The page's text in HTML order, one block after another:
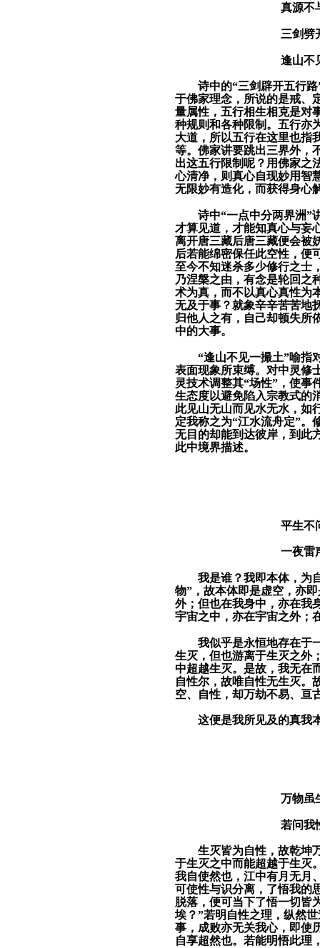
真源不
三剑劈
逢山不
诗中的“三剑辟开五行路
于佛家理念，所说的是戒、
量属性，五行相生相克是对
种规则和各种限制。五行亦
大道，所以五行在这里也指
等。佛家讲要跳出三界外，
出这五行限制呢？用佛家之
心清净，则真心自现妙用智
无限妙有造化，而获得身心
诗中“一点中分两界洲”
才算见道，才能知真心与妄
离开唐三藏后唐三藏便会被
后若能绵密保任此空性，便
至今不知迷杀多少修行之士
乃涅槃之由，有念是轮回之
术为真，而不以真心真性为
无及于事 ？就象辛辛苦苦地
归他人之有，自己却顿失所
中的大事。
“逢山不见一撮土”喻指
表面现象所束缚。对中灵修
灵技术调整其“场性”，使事
生态度以避免陷入宗教式的
此见山无山而见水无水，如
定我称之为“江水流舟定”。
无目的却能到达彼岸，到此
此中境界描述。
平生不
一夜雷
我是谁？我即本体，为
物”，故本体即是虚空，亦
外；但也在我身中，亦在我
宇宙之中，亦在宇宙之外；
我似乎是永恒地存在于
生灭，但也游离于生灭之外
中超越生灭。是故，我无在
自性尔，故唯自性无生灭
空、自性，却万劫不易、亘
这便是我所见及的真我
万物虽
若问我
生灭皆为自性，故乾坤
于生灭之中而能超越于生灭
我自使然也，江中有月无月
可使性与识分离，了悟我的
脱落，便可当下了悟一切皆
埃？”若明自性之理，纵然
事，成败亦无关我心，即使
自享超然也。若能明悟此理